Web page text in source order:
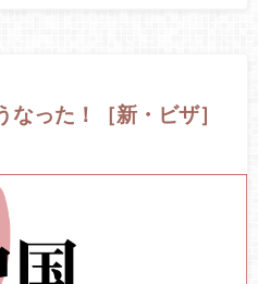
った！［新・ビザ］